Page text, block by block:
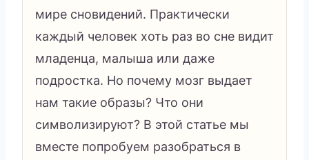
мире сновидений. Практически
каждый человек хоть раз во сне видит
младенца, малыша или даже
подростка. Но почему мозг выдает
нам такие образы? Что они
символизируют? В этой статье мы
вместе попробуем разобраться в